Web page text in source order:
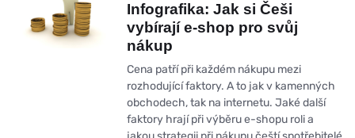
Infografika: Jak si Češi
vybírají e-shop pro svůj
nákup
Cena patří při každém nákupu mezi
rozhodující faktory. A to jak v kamenných
obchodech, tak na internetu. Jaké další
faktory hrají při výběru e-shopu roli a